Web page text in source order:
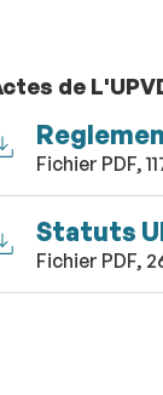
de
Fichier PDF,
Statuts
Fichier PDF,